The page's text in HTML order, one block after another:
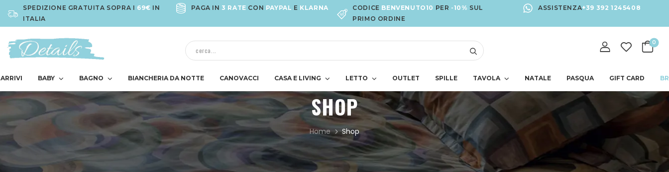
SPEDIZIONE GRATUITA SOPRA I 69€ IN
ITALIA
PAGA IN 3 RATE CON PAYPAL E KLARNA CODICE BENVENUTO10 PER -10% SUL
PRIMO ORDINE
ASSISTENZA+39 392 1245408
0
BABY BAGNO BIANCHERIA DA NOTTE CANOVACCI CASA E LIVING LETTO OUTLET SPILLE TAVOLA NATALE PASQUA GIFT CARD
SHOP
Home Shop